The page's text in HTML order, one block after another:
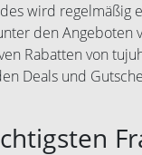
wird
den Angeboten
Rabatten von
Deals und